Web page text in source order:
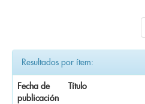
Resultados por ítem:
Fecha de
publicación
Título